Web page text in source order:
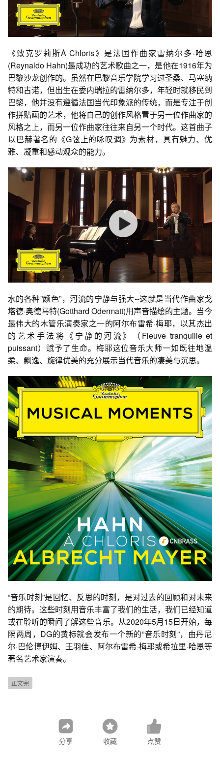
《致克罗莉斯À Chloris》是法国作曲家雷纳尔多·哈恩
(Reynaldo Hahn)最成功的艺术歌曲之一，是他在1916年为
巴黎沙龙创作的。虽然在巴黎音乐学院学习过圣桑、马塞纳
特和古诺，但出生在委内瑞拉的雷纳尔多，年轻时就移民到
巴黎，他并没有遵循法国当代印象派的传统，而是专注于创
作拼贴画的艺术，他将自己的创作风格置于另一位作曲家的
风格之上，而另一位作曲家往往来自另一个时代。这首曲子
以巴赫著名的《G弦上的咏叹调》为素材，具有魅力、优
雅、凝重和感动观众的能力。
水的各种”颜色”，河流的宁静与强大--这就是当代作曲家戈
塔德·奥德马特(Gotthard Odermatt)用声音描绘的主题。当今
最伟大的木管乐演奏家之一的阿尔布雷希·梅耶，以其杰出
的艺术手法将《宁静的河流》（Fleuve tranquille et
puissant）赋予了生命。梅耶这位音乐大师一如既往地温
柔、飘逸、旋律优美的充分展示当代音乐的凄美与沉思。
“音乐时刻”是回忆、反思的时刻，是对过去的回顾和对未来
的期待。这些时刻用音乐丰富了我们的生活，我们已经知道
或在聆听的瞬间了解这些音乐。从2020年5月15日开始，每
隔两周，DG的黄标就会发布一个新的”音乐时刻”，由丹尼
尔·巴伦博伊姆、王羽佳、阿尔布雷希·梅耶或希拉里·哈恩等
著名艺术家演奏。
正文完
分享 收藏 点赞